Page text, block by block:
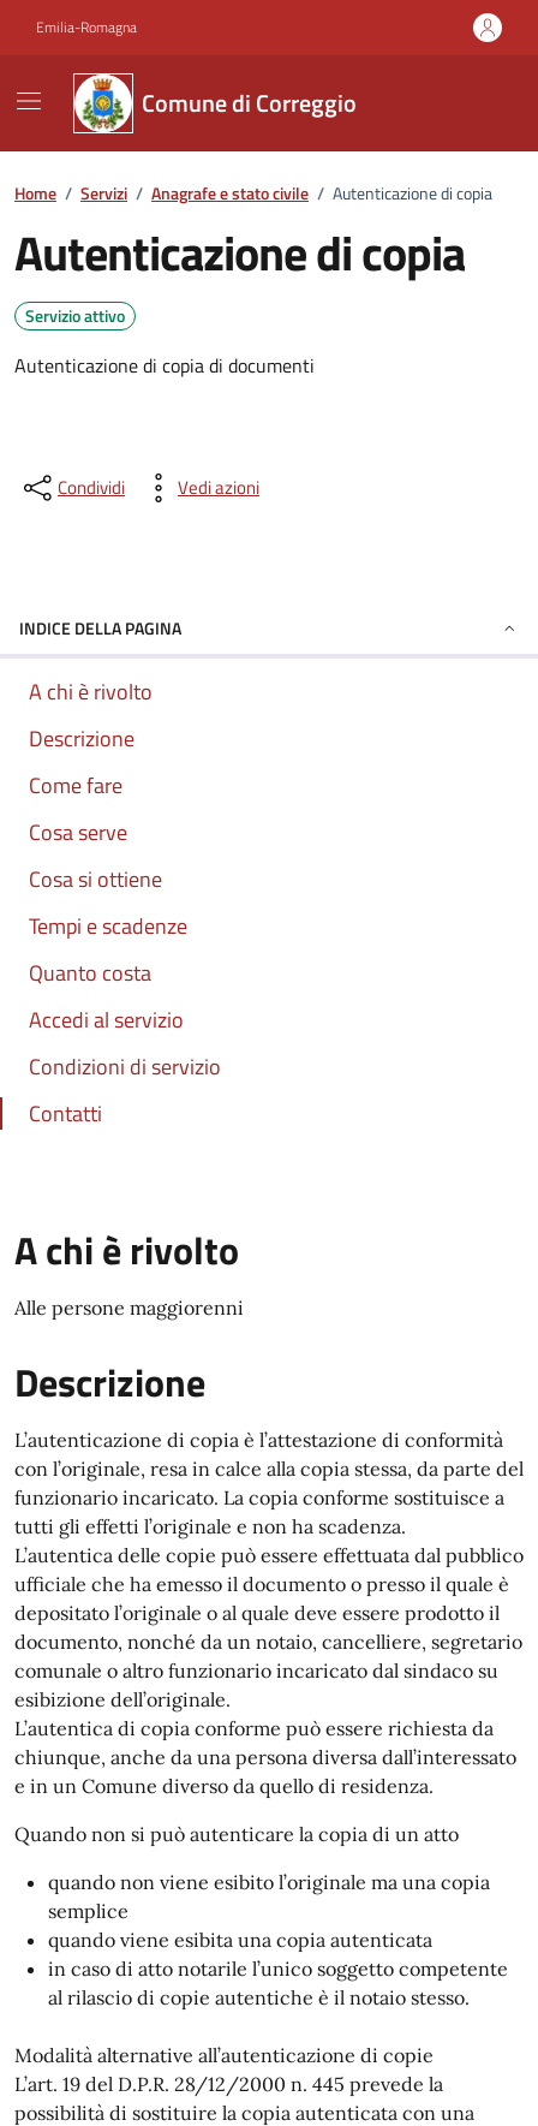
Emilia-Romagna
Comune di Correggio
Home / Servizi / Anagrafe e stato civile / Autenticazione di copia
Autenticazione di copia
Servizio attivo
Autenticazione di copia di documenti
Condividi Vedi azioni
INDICE DELLA PAGINA
A chi è rivolto
Descrizione
Come fare
Cosa serve
Cosa si ottiene
Tempi e scadenze
Quanto costa
Accedi al servizio
Condizioni di servizio
Contatti
A chi è rivolto
Alle persone maggiorenni
Descrizione
L’autenticazione di copia è l’attestazione di conformità
con l’originale, resa in calce alla copia stessa, da parte del
funzionario incaricato. La copia conforme sostituisce a
tutti gli effetti l’originale e non ha scadenza.
L’autentica delle copie può essere effettuata dal pubblico
ufficiale che ha emesso il documento o presso il quale è
depositato l’originale o al quale deve essere prodotto il
documento, nonché da un notaio, cancelliere, segretario
comunale o altro funzionario incaricato dal sindaco su
esibizione dell’originale.
L’autentica di copia conforme può essere richiesta da
chiunque, anche da una persona diversa dall’interessato
e in un Comune diverso da quello di residenza.
Quando non si può autenticare la copia di un atto
quando non viene esibito l’originale ma una copia
semplice
quando viene esibita una copia autenticata
in caso di atto notarile l’unico soggetto competente
al rilascio di copie autentiche è il notaio stesso.
Modalità alternative all’autenticazione di copie
L’art. 19 del D.P.R. 28/12/2000 n. 445 prevede la
possibilità di sostituire la copia autenticata con una